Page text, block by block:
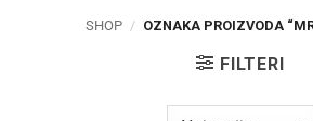
SHOP / OZNAKA PROIZVODA
FILTERI